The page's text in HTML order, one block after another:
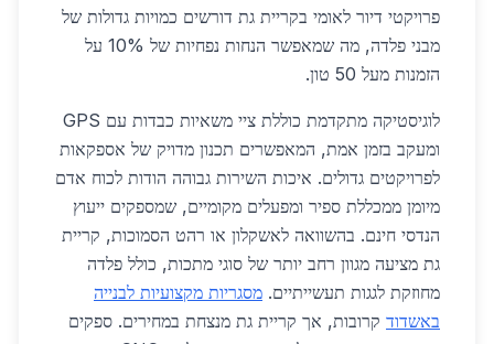
פרויקטי דיור לאומי בקריית גת דורשים כמויות גדולות של
מבני פלדה, מה שמאפשר הנחות נפחיות של 10% על
הזמנות מעל 50 טון.
לוגיסטיקה מתקדמת כוללת ציי משאיות כבדות עם GPS
ומעקב בזמן אמת, המאפשרים תכנון מדויק של אספקאות
לפרויקטים גדולים. איכות השירות גבוהה הודות לכוח אדם
מיומן ממכללת ספיר ומפעלים מקומיים, שמספקים ייעוץ
הנדסי חינם. בהשוואה לאשקלון או רהט הסמוכות, קריית
גת מציעה מגוון רחב יותר של סוגי מתכות, כולל פלדה
מחוזקת לגגות תעשייתיים. מסגריות מקצועיות לבנייה
באשדוד קרובות, אך קריית גת מנצחת במחירים. ספקים